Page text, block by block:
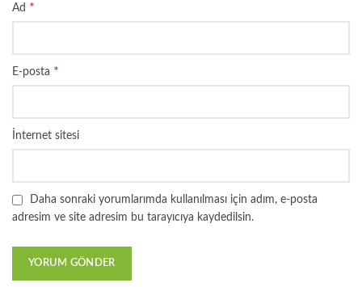
Ad *
E-posta *
İnternet sitesi
Daha sonraki yorumlarımda kullanılması için adım, e-posta
adresim ve site adresim bu tarayıcıya kaydedilsin.